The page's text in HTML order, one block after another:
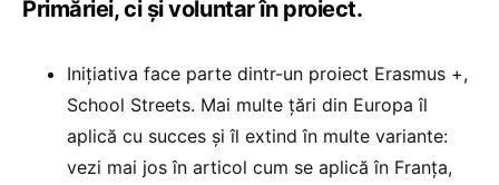
Primăriei, ci și voluntar în proiect.
Inițiativa face parte dintr-un proiect Erasmus +,
School Streets. Mai multe țări din Europa îl
aplică cu succes și îl extind în multe variante:
vezi mai jos în articol cum se aplică în Franța,